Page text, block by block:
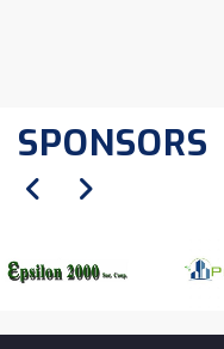
SPONSORS